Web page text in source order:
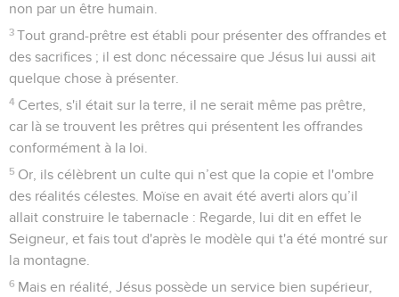
non par un être humain.
3 Tout grand-prêtre est établi pour présenter des offrandes et
des sacrifices ; il est donc nécessaire que Jésus lui aussi ait
quelque chose à présenter.
4 Certes, s'il était sur la terre, il ne serait même pas prêtre,
car là se trouvent les prêtres qui présentent les offrandes
conformément à la loi.
5 Or, ils célèbrent un culte qui n’est que la copie et l'ombre
des réalités célestes. Moïse en avait été averti alors qu’il
allait construire le tabernacle : Regarde, lui dit en effet le
Seigneur, et fais tout d'après le modèle qui t'a été montré sur
la montagne.
6 Mais en réalité, Jésus possède un service bien supérieur,